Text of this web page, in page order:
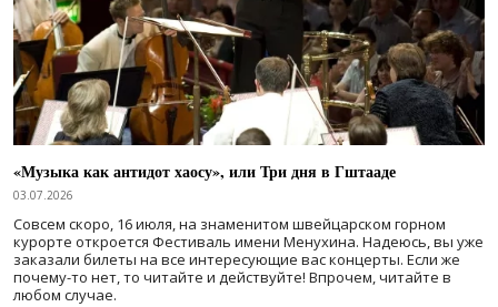
«Музыка как антидот хаосу», или Три дня в Гштааде
03.07.2026
Совсем скоро, 16 июля, на знаменитом швейцарском горном
курорте откроется Фестиваль имени Менухина. Надеюсь, вы уже
заказали билеты на все интересующие вас концерты. Если же
почему-то нет, то читайте и действуйте! Впрочем, читайте в
любом случае.